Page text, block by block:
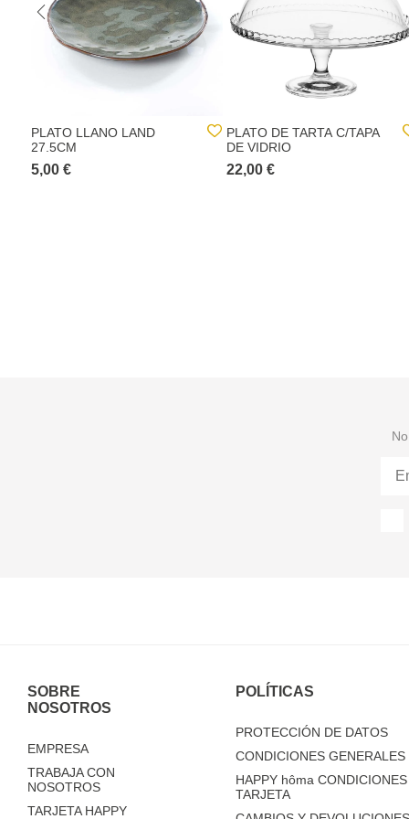
PLATO LLANO LAND
27.5CM
5,00 €
PLATO DE TARTA C/TAPA
DE VIDRIO
22,00 €
SOBRE
NOSOTROS
EMPRESA
TRABAJA CON
NOSOTROS
TARJETA HAPPY
POLÍTICAS
PROTECCIÓN DE DATOS
CONDICIONES GENERALES
HAPPY hôma
TARJETA